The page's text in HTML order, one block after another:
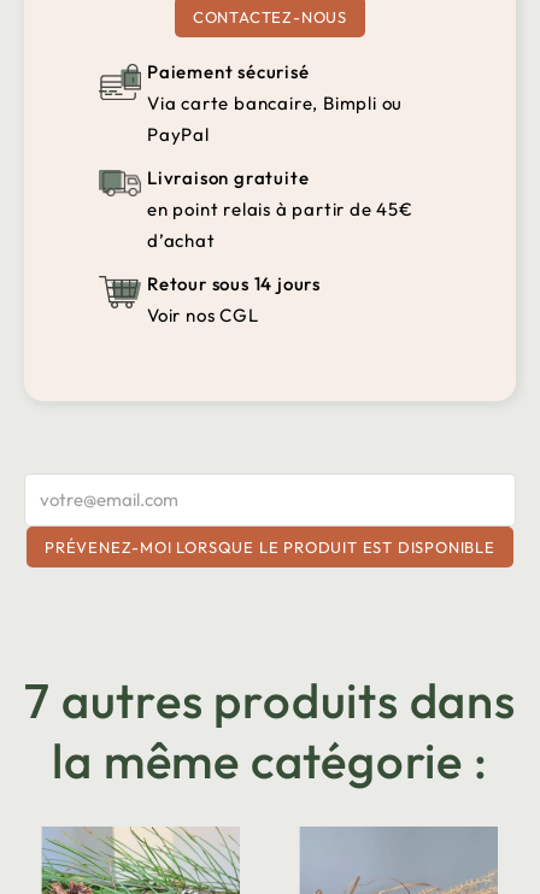
CONTACTEZ-NOUS
Paiement sécurisé
Via carte bancaire, Bimpli ou
PayPal
Livraison gratuite
en point relais à partir de 45€
d’achat
Retour sous 14 jours
Voir nos CGL
PRÉVENEZ-MOI LORSQUE LE PRODUIT EST DISPONIBLE
7 autres produits dans
la même catégorie :